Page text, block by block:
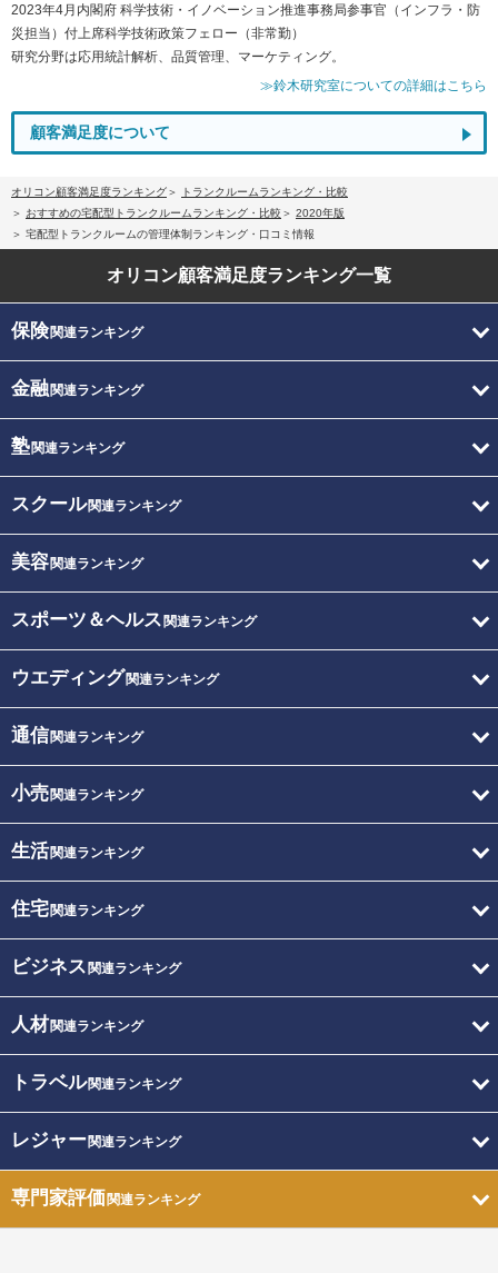
2023年4月内閣府 科学技術・イノベーション推進事務局参事官（インフラ・防
災担当）付上席科学技術政策フェロー（非常勤）
研究分野は応用統計解析、品質管理、マーケティング。
≫鈴木研究室についての詳細はこちら
顧客満足度について
オリコン顧客満足度ランキング
トランクルームランキング・比較
おすすめの宅配型トランクルームランキング・比較
2020年版
宅配型トランクルームの管理体制ランキング・口コミ情報
オリコン顧客満足度ランキング一覧
保険関連ランキング
金融関連ランキング
塾関連ランキング
スクール関連ランキング
美容関連ランキング
スポーツ＆ヘルス 関連ランキング
ウエディング関連ランキング
通信関連ランキング
小売関連ランキング
生活関連ランキング
住宅関連ランキング
ビジネス 関連ランキング
人材関連ランキング
トラベル関連ランキング
レジャー関連ランキング
専門家評価関連ランキング